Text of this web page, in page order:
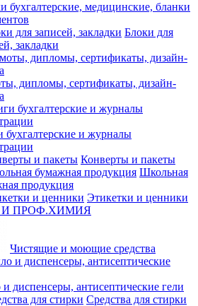
бухгалтерские, медицинские, бланки
Блоки для
закладки
дипломы, сертификаты, дизайн-
бухгалтерские и журналы
Конверты и пакеты
Школьная
продукция
Этикетки и ценники
И ПРОФ.ХИМИЯ
Чистящие и моющие средства
диспенсеры, антисептические гели
Средства для стирки